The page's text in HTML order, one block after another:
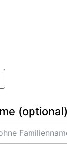
(optional)